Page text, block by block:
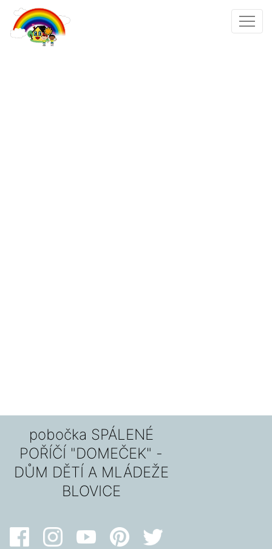
pobočka SPÁLENÉ
POŘÍČÍ "DOMEČEK" -
DŮM DĚTÍ A MLÁDEŽE
BLOVICE